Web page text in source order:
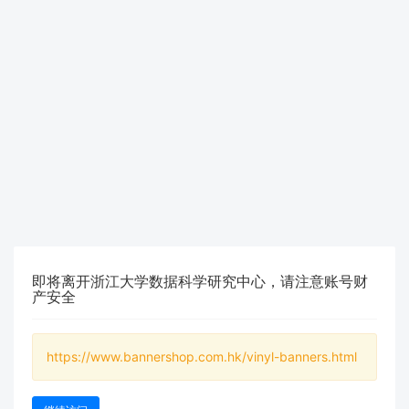
即将离开浙江大学数据科学研究中心，请注意账号财
产安全
https://www.bannershop.com.hk/vinyl-banners.html